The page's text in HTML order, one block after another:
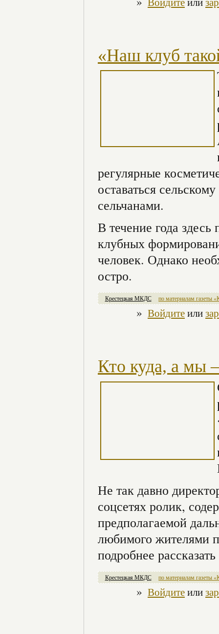
«Наш клуб
регулярные
оставаться
сельчанами.
В течение года
клубных
человек. Однако
остро.
Крестецкая МКДС по материалам газеты
» Войдитеили
Кто куда, а
Не так давно
соцсетях ролик,
предполагаемой
любимого жителями
подробнее
Крестецкая МКДС по материалам газеты
» Войдитеили